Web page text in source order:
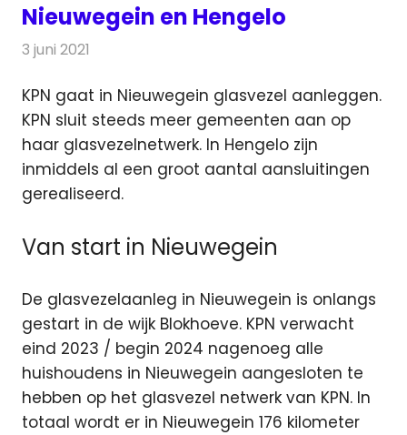
Nieuwegein en Hengelo
3 juni 2021
KPN gaat in Nieuwegein glasvezel aanleggen.
KPN sluit steeds meer gemeenten aan op
haar glasvezelnetwerk. In Hengelo zijn
inmiddels al een groot aantal aansluitingen
gerealiseerd.
Van start in Nieuwegein
De glasvezelaanleg in Nieuwegein is onlangs
gestart in de wijk Blokhoeve. KPN verwacht
eind 2023 / begin 2024 nagenoeg alle
huishoudens in Nieuwegein aangesloten te
hebben op het glasvezel netwerk van KPN. In
totaal wordt er in Nieuwegein 176 kilometer